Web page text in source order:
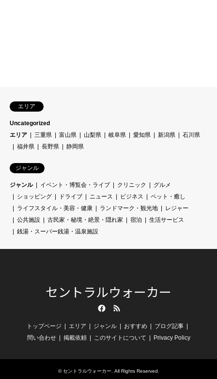
エリア
Uncategorized
エリア
三重県 富山県 山梨県 岐阜県 愛知県 新潟県
石川県
福井県
長野県 静岡県
ジャンル
ジャンル イベント・博覧会・ライブ クリニック
グルメ
ショッピング
ドライブ ニュース ビジネス
ペット・癒し
ライフスタイル・美容・健康
ランドマーク・観光地
レジャー
公共施設
古民家・秘境・絶景・隠れ家 宿泊
生活サービス
銭湯・スーパー銭湯・温泉施設
セントラルウォーカー
トップページ エリア ジャンル おすすめ
ブログ記事
問い合わせ
掲載依頼 このサイトについて Privacy Policy
©セントラルウォーカー . All Rights Reserved.